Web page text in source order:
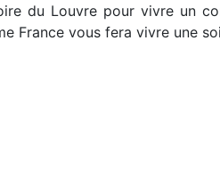
du Louvre pour vivre un
France vous fera vivre une